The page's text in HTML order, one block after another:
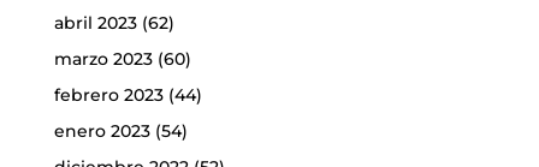
abril 2023(62)
marzo 2023(60)
febrero 2023(44)
enero 2023(54)